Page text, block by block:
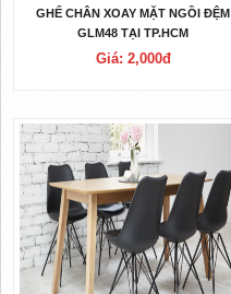
GHẾ CHÂN XOAY MẶT NGỒI ĐỆM
GLM48 TẠI TP.HCM
Giá: 2,000đ